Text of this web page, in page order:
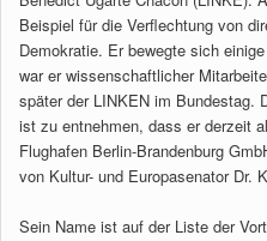
Beispiel für die Verflechtung von
Demokratie. Er bewegte sich
war er wissenschaftlicher
später der LINKEN im Bundestag.
ist zu entnehmen, dass er derzeit
Flughafen Berlin-Brandenburg
von Kultur- und Europasenator Dr.
Sein Name ist auf der Liste der